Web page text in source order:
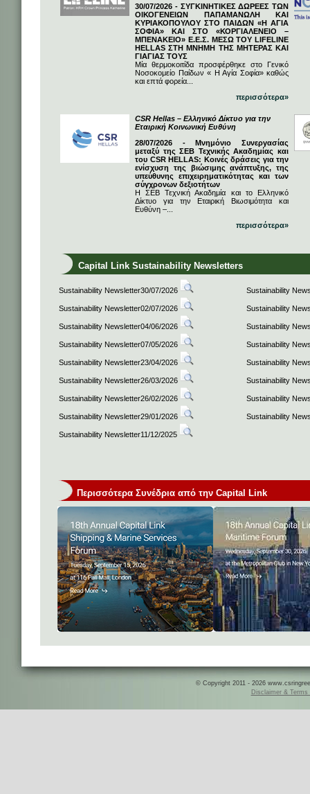
30/07/2026 - ΣΥΓΚΙΝΗΤΙΚΕΣ ΔΩΡΕΕΣ ΤΩΝ
ΟΙΚΟΓΕΝΕΙΩΝ ΠΑΠΑΜΑΝΩΛΗ ΚΑΙ
ΚΥΡΙΑΚΟΠΟΥΛΟΥ ΣΤΟ ΠΑΙΔΩΝ «Η ΑΓΙΑ
ΣΟΦΙΑ» ΚΑΙ ΣΤΟ «ΚΟΡΓΙΑΛΕΝΕΙΟ –
ΜΠΕΝΑΚΕΙΟ» Ε.Ε.Σ. ΜΕΣΩ ΤΟΥ LIFELINE
HELLAS ΣΤΗ ΜΝΗΜΗ ΤΗΣ ΜΗΤΕΡΑΣ ΚΑΙ
ΓΙΑΓΙΑΣ ΤΟΥΣ
Μία θερμοκοιτίδα προσφέρθηκε στο Γενικό
Νοσοκομείο Παίδων « Η Αγία Σοφία» καθώς
και επτά φορεία...
περισσότερα»
CSR Hellas – Ελληνικό Δίκτυο για την
Εταιρική Κοινωνική Ευθύνη
28/07/2026 - Μνημόνιο Συνεργασίας
μεταξύ της ΣΕΒ Τεχνικής Ακαδημίας και
του CSR HELLAS: Κοινές δράσεις για την
ενίσχυση της βιώσιμης ανάπτυξης, της
υπεύθυνης επιχειρηματικότητας και των
σύγχρονων δεξιοτήτων
Η ΣΕΒ Τεχνική Ακαδημία και το Ελληνικό
Δίκτυο για την Εταιρική Βιωσιμότητα και
Ευθύνη –...
περισσότερα»
Capital Link Sustainability Newsletters
Sustainability Newsletter30/07/2026 Sustainability
Sustainability Newsletter02/07/2026 Sustainability
Sustainability Newsletter04/06/2026 Sustainability
Sustainability Newsletter07/05/2026 Sustainability
Sustainability Newsletter23/04/2026 Sustainability
Sustainability Newsletter26/03/2026 Sustainability
Sustainability Newsletter26/02/2026 Sustainability
Sustainability Newsletter29/01/2026 Sustainability
Sustainability Newsletter11/12/2025
Περισσότερα Συνέδρια από την Capital Link
© Copyright 2011 - 2026
Disclaimer & Terms